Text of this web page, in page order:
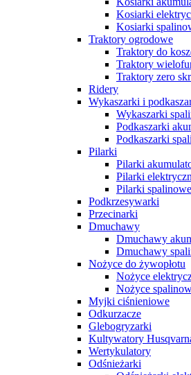
Kosiarki
Kosiarki
Traktory ogrodowe
Traktory do
Traktory
Traktory zero
Ridery
Wykaszarki i
Wykaszarki
Podkaszarki
Podkaszarki
Pilarki
Pilarki
Pilarki
Pilarki spalinowe
Podkrzesywarki
Przecinarki
Dmuchawy
Dmuchawy
Dmuchawy
Nożyce do żywopłotu
Nożyce
Nożyce
Myjki ciśnieniowe
Odkurzacze
Glebogryzarki
Kultywatory
Wertykulatory
Odśnieżarki